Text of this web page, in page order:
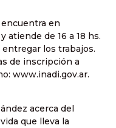
en
atiende de 16 a 18 hs.
los trabajos.
de inscripción a
www.inadi.gov.ar.
acerca del
que lleva la